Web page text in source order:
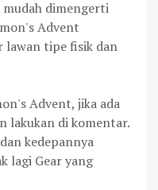
dimengerti
Advent
lawan tipe fisik dan
Advent, jika ada
lakukan di komentar.
kedepannya
lagi Gear yang